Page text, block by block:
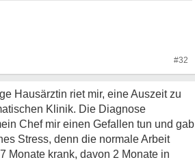
#32
Hausärztin riet mir, eine Auszeit zu
Klinik. Die Diagnose
Chef mir einen Gefallen tun und gab
Stress, denn die normale Arbeit
Monate krank, davon 2 Monate in